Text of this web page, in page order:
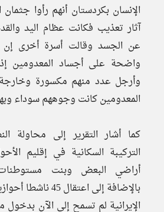
الإنسان بكردستان أنهم رأوا
آثار تعذيب فكانت عظام اليد
عن الجسد وقالت أسرة أخرى إن
واضحة على أجساد المعدومين
وأرجل عدد منهم مكسورة
المعدومين كانت وجوههم سوداء
كما أشار التقرير إلى محاولة
التركيبة السكانية في إقليم
أراضي البعض وبنت
بالإضافة إلى
الإيرانية لم تسمح إلى الآن بدخول